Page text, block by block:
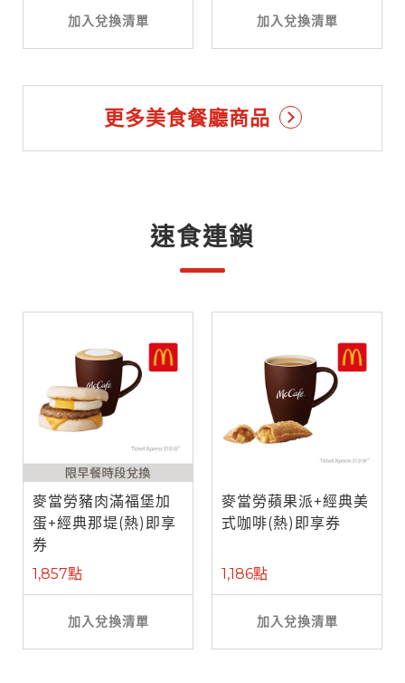
加入兌換清單 加入兌換清單
更多美食餐廳商品
速食連鎖
麥當勞豬肉滿福堡加
蛋+經典那堤(熱)即享
券
1,857點
加入兌換清單
麥當勞蘋果派+經典美
式咖啡(熱)即享券
1,186點
加入兌換清單